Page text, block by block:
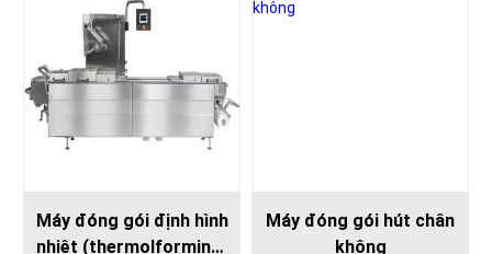
Máy đóng gói định hình
nhiệt (thermolforming)
Máy đóng gói hút chân
không